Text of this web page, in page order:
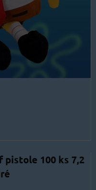
pistole 100 ks 7,2